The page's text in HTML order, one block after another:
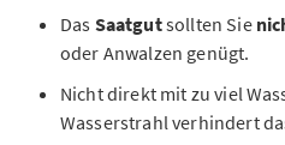
Das Saatgutsollten Sie
oder Anwalzen genügt.
Nicht direkt mit zu viel
Wasserstrahl verhindert